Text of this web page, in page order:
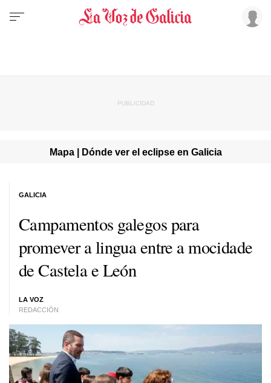
Mapa | Dónde ver el eclipse en Galicia
Campamentos galegos para
promever a lingua entre a mocidade
de Castela e León
LA VOZ
REDACCIÓN
GALICIA